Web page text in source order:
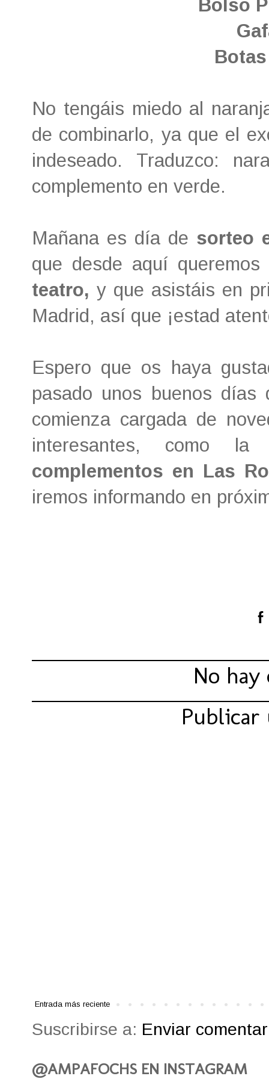
Bolso
No tengáis miedo al
de combinarlo, ya que el
indeseado. Traduzco:
complemento en verde.
Mañana es día de sorteo
que desde aquí
teatro, y que asistáis en
Madrid, así que ¡estad
Espero que os haya
pasado unos buenos días
comienza cargada de
interesantes, como la
complementos en Las
iremos informando en
No
Entrada más reciente
Suscribirse a: Enviar
@AMPAFOCHS EN INSTAGRAM